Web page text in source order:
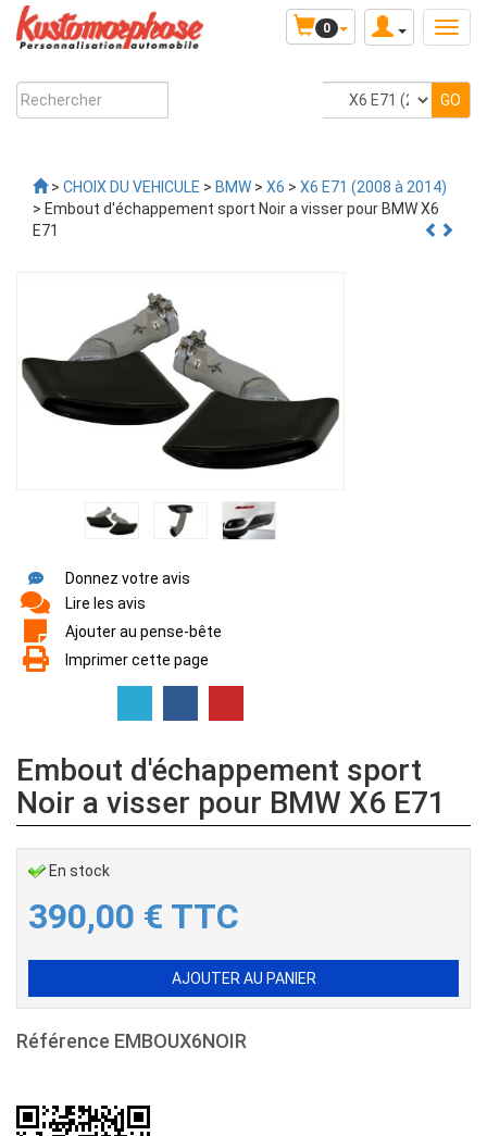
0
> CHOIX DU VEHICULE > BMW > X6 > X6 E71 (2008 à 2014)
> Embout d'échappement sport Noir a visser pour BMW X6
E71
Donnez votre avis
Lire les avis
Ajouter au pense-bête
Imprimer cette page
Embout d'échappement sport
Noir a visser pour BMW X6 E71
En stock
390,00 € TTC
Référence EMBOUX6NOIR